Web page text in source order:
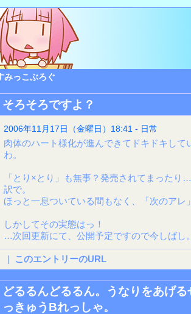
みっこぶろぐ
そろそろですよ？
2006年11月17日（金曜日）18:41 - 日常
肉体のハート様化が進んできてドキドキして
わ。
「とり×とり」も無事？発売されてまった
訳で。
ほっと一息ついている間もなく、「次のアレ
しかしてその実態はっ！
…次回更新にて、公開予定ですので今しばし
| このエントリーのURL
どるるんどるるん。うなりをあげ
っきゅうBれっしゃ。